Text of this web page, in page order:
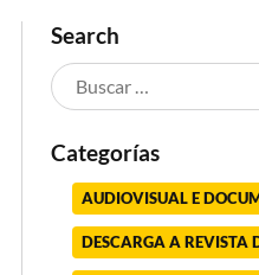
Search
Categorías
AUDIOVISUAL E
DESCARGA A REVISTA